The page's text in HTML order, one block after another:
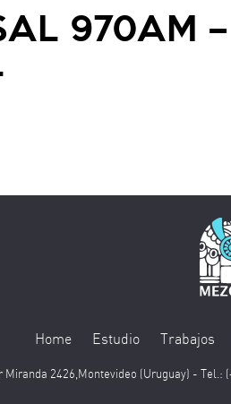
970AM
Home Estudio Trabajos
Miranda 2426,Montevideo (Uruguay) - Tel.: